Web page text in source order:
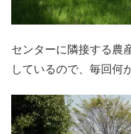
センターに隣接する農
しているので、毎回何